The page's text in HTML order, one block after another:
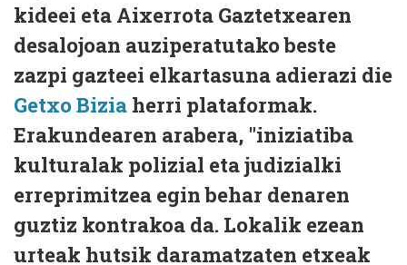
kideei eta Aixerrota Gaztetxearen
desalojoan auziperatutako beste
zazpi gazteei elkartasuna adierazi die
Getxo Bizia herri plataformak.
Erakundearen arabera, "iniziatiba
kulturalak polizial eta judizialki
erreprimitzea egin behar denaren
guztiz kontrakoa da. Lokalik ezean
urteak hutsik daramatzaten etxeak